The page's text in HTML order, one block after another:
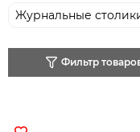
Журнальные
Фильтр